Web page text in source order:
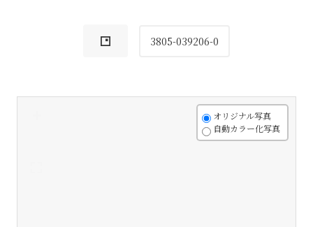
3805-039206-0
オリジナル写真
自動カラー化写真